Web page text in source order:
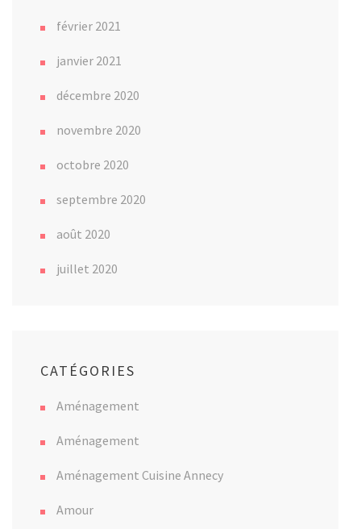
février 2021
janvier 2021
décembre 2020
novembre 2020
octobre 2020
septembre 2020
août 2020
juillet 2020
CATÉGORIES
Aménagement
Aménagement
Aménagement Cuisine Annecy
Amour